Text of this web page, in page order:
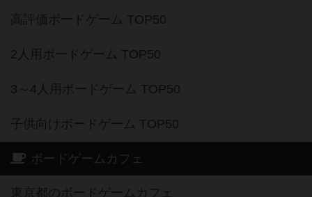
高評価ボードゲーム TOP50
2人用ボードゲーム TOP50
3～4人用ボードゲーム TOP50
子供向けボードゲーム TOP50
ボードゲームカフェ
東京都のボードゲームカフェ